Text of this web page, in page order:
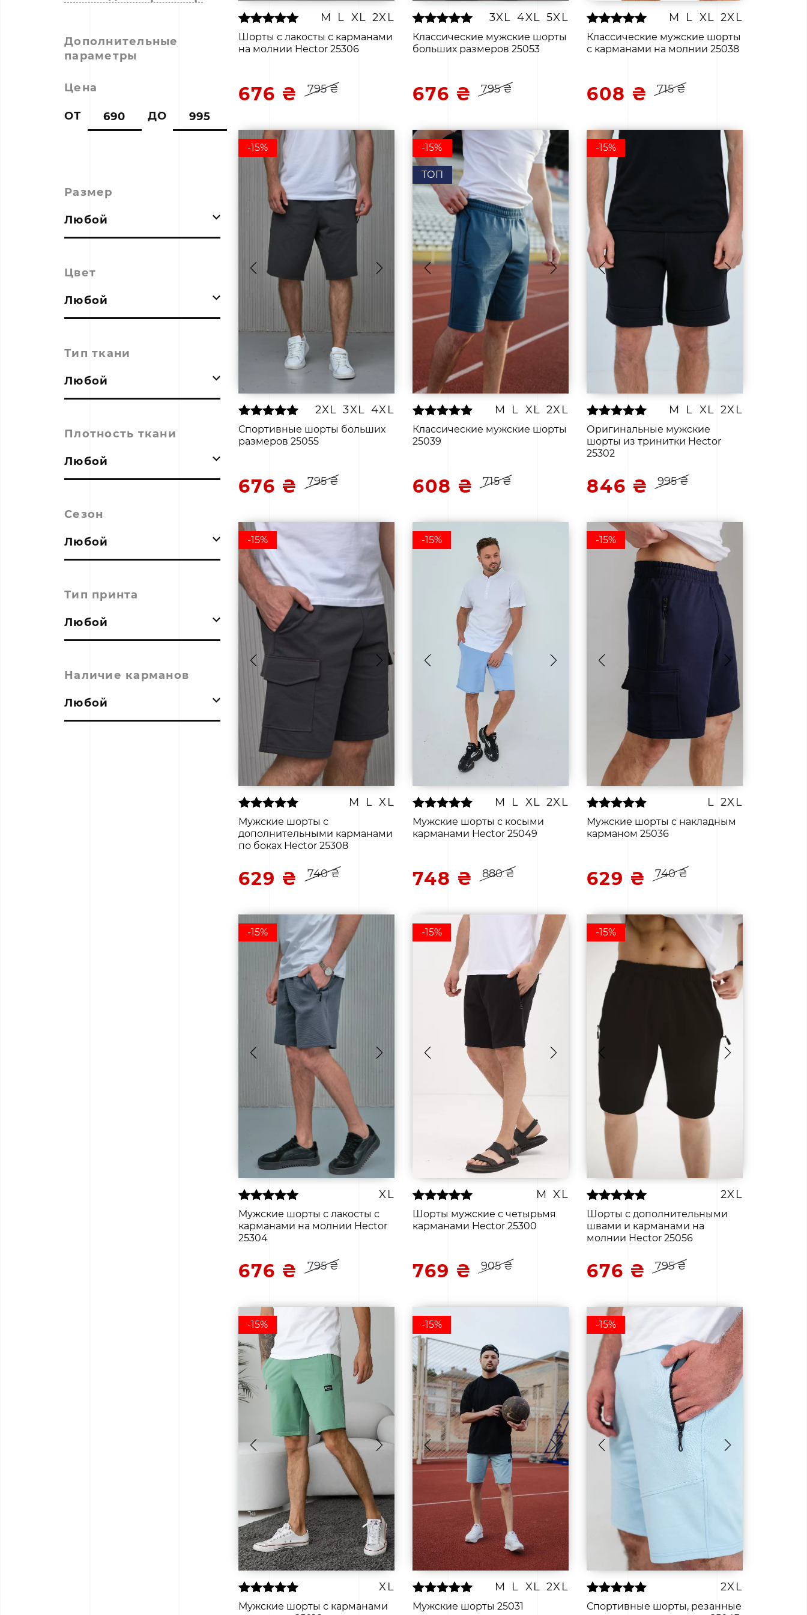
Дополнительные
параметры
Цена
ОТ ДО
Размер
Любой
Цвет
Любой
Тип ткани
Любой
Плотность ткани
Любой
Сезон
Любой
Тип принта
Любой
Наличие карманов
Любой
M L XL 2XL
Шорты с лакосты с карманами
на молнии Hector 25306
676 ₴ 795 ₴
3XL 4XL 5XL
Классические мужские шорты
больших размеров 25053
676 ₴ 795 ₴
M L XL 2XL
Классические мужские шорты
с карманами на молнии 25038
608 ₴ 715 ₴
-15%
2XL 3XL 4XL
Спортивные шорты больших
размеров 25055
676 ₴ 795 ₴
-15%
ТОП
M L XL 2XL
Классические мужские шорты
25039
608 ₴ 715 ₴
-15%
M L XL 2XL
Оригинальные мужские
шорты из тринитки Hector
25302
846 ₴ 995 ₴
-15%
M L XL
Мужские шорты с
дополнительными карманами
по боках Hector 25308
629 ₴ 740 ₴
-15%
M L XL 2XL
Мужские шорты с косыми
карманами Hector 25049
748 ₴ 880 ₴
-15%
L 2XL
Мужские шорты с накладным
карманом 25036
629 ₴ 740 ₴
-15%
XL
Мужские шорты с лакосты с
карманами на молнии Hector
25304
676 ₴ 795 ₴
-15%
M XL
Шорты мужские с четырьмя
карманами Hector 25300
769 ₴ 905 ₴
-15%
2XL
Шорты с дополнительными
швами и карманами на
молнии Hector 25056
676 ₴ 795 ₴
-15%
XL
Мужские шорты с карманами
-15%
M L XL 2XL
Мужские шорты 25031
-15%
2XL
Спортивные шорты, резанные